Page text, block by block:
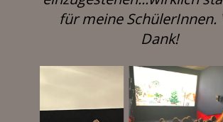
für meine SchülerInnen.
Dank!